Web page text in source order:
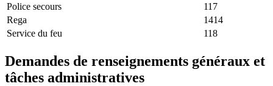
Police secours
117
Rega
1414
Service du feu
118
Demandes de renseignements généraux et
tâches administratives